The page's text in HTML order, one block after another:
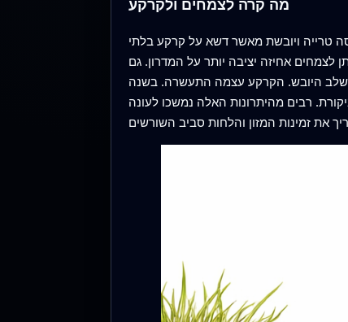
מה קרה לצמחים ולקרקע
בעונה הראשונה, הדשא שגדל על הקומפוזיטים המתכלים הניב עד 190% יותר ביומסה טרייה ויובשת מאשר דשא על קרקע בלתי
יותר, מה שנתן לצמחים אחיזה יציבה יותר על המדרון. גם
סימן שהצמחים היו מאוזנים טוב יותר בשלב היובש. הקרקע עצמה התעשרה. בשנה
עלו עד כ-119%, 177% ו-145% בהתאמה בהשוואה לביקורת. רבים מהיתרונות האלה נמשכו לעונה